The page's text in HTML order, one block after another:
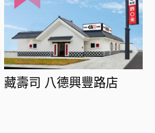
藏壽司 八德興豐路店